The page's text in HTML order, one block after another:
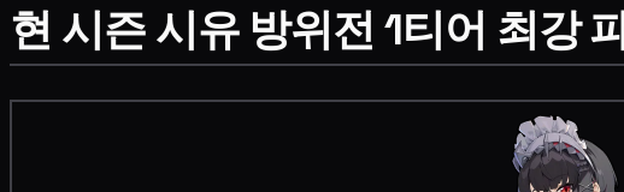
현 시즌 시유 방위전 1티어 최강